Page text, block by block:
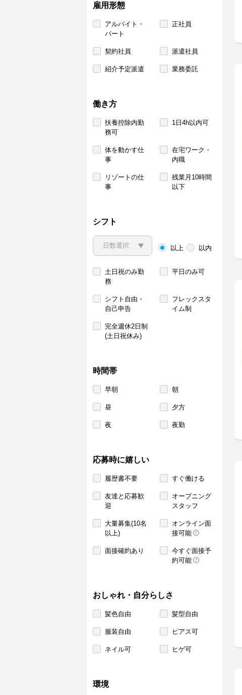
雇用形態
アルバイト・
パート
正社員
契約社員 派遣社員
紹介予定派遣 業務委託
働き方
扶養控除内勤
務可
1日4h以内可
体を動かす仕
事
在宅ワーク・
内職
リゾートの仕
事
残業月10時間
以下
シフト
以上 以内
土日祝のみ勤
務
平日のみ可
シフト自由・
自己申告
フレックスタ
イム制
完全週休2日制
(土日祝休み)
時間帯
早朝 朝
昼 夕方
夜 夜勤
応募時に嬉しい
履歴書不要 すぐ働ける
友達と応募歓
迎
オープニング
スタッフ
大量募集(10名
以上)
オンライン面
接可能
面接確約あり
今すぐ面接予
約可能
おしゃれ・自分らしさ
髪色自由 髪型自由
服装自由 ピアス可
ネイル可 ヒゲ可
環境